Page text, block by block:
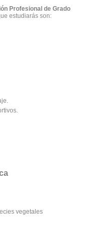
Profesional de Grado
estudiarás son:
vegetales